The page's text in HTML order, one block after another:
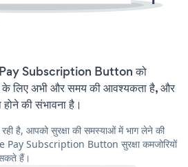
Pay Subscription Button को
लिए अभी और समय की आवश्यकता है, और
की संभावना है।
है, आपको सुरक्षा की समस्याओं में भाग लेने की
Pay Subscription Button सुरक्षा कमजोरियों
हैं।